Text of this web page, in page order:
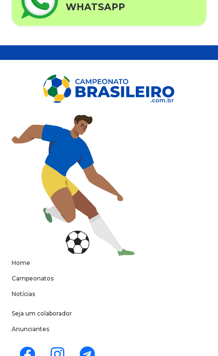
WHATSAPP
Home
Campeonatos
Notícias
Seja um colaborador
Anunciantes